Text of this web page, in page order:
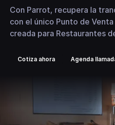
Con Parrot, recupera la
con el único Punto de
creada para Restaurantes
Cotiza ahora Agenda